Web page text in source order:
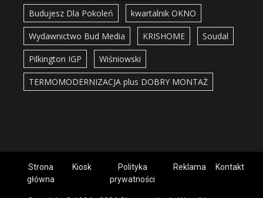
Budujesz Dla Pokoleń kwartalnik OKNO
Wydawnictwo Bud Media KRISHOME Soudal
Pilkington IGP Wiśniowski
TERMOMODERNIZACJA plus DOBRY MONTAŻ
Strona
główna
Kiosk
Polityka
prywatności
Reklama Kontakt